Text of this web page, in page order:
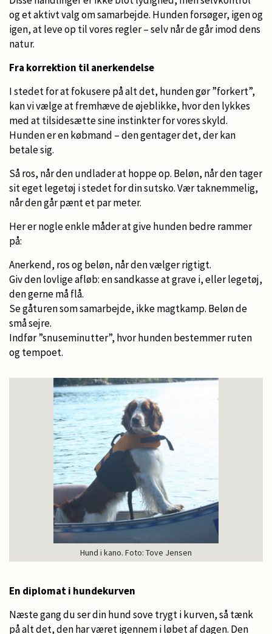
og et aktivt valg om samarbejde. Hunden forsøger, igen og
igen, at leve op til vores regler – selv når de går imod dens
natur.
Fra korrektion til anerkendelse
I stedet for at fokusere på alt det, hunden gør ”forkert”,
kan vi vælge at fremhæve de øjeblikke, hvor den lykkes
med at tilsidesætte sine instinkter for vores skyld.
Hunden er en købmand – den gentager det, der kan
betale sig.
Så ros, når den undlader at hoppe op. Beløn, når den tager
sit eget legetøj i stedet for din sutsko. Vær taknemmelig,
når den går pænt et par meter.
Her er nogle enkle måder at give hunden bedre rammer
på:
Anerkend, ros og beløn, når den vælger rigtigt.
Giv den lovlige afløb: en sandkasse at grave i, eller legetøj,
den gerne må flå.
Se gåturen som samarbejde, ikke magtkamp. Beløn de
små sejre.
Indfør ”snuseminutter”, hvor hunden bestemmer ruten
og tempoet.
Hund i kano. Foto: Tove Jensen
En diplomat i hundekurven
Næste gang du ser din hund sove trygt i kurven, så tænk
på alt det, den har været igennem i løbet af dagen. Den